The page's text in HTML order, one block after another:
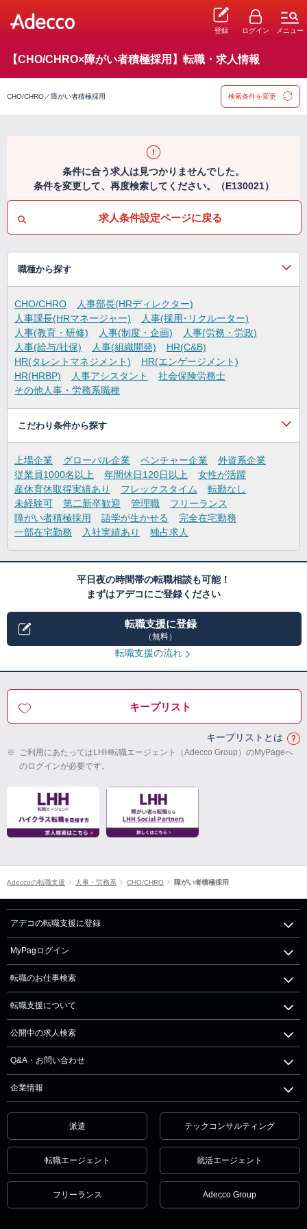
登録 ログイン メニュー
【CHO/CHRO×障がい者積極採用】転職・求人情報
CHO/CHRO／障がい者積極採用 検索条件を変更
条件に合う求人は見つかりませんでした。
条件を変更して、再度検索してください。（E130021）
求人条件設定ページに戻る
職種から探す
CHO/CHRO
人事部長(HRディレクター)
人事課長(HRマネージャー)
人事(採用･リクルーター)
人事(教育・研修)
人事(制度・企画)
人事(労務・労政)
人事(給与/社保)
人事(組織開発)
HR(C&B)
HR(タレントマネジメント)
HR(エンゲージメント)
HR(HRBP)
人事アシスタント
社会保険労務士
その他人事・労務系職種
こだわり条件から探す
上場企業 グローバル企業 ベンチャー企業
外資系企業
従業員1000名以上
年間休日120日以上
女性が活躍
産休育休取得実績あり
フレックスタイム
転勤なし
未経験可
第二新卒歓迎 管理職
フリーランス
障がい者積極採用
語学が生かせる
完全在宅勤務
一部在宅勤務
入社実績あり 独占求人
平日夜の時間帯の転職相談も可能！
まずはアデコにご登録ください
転職支援に登録
（無料）
転職支援の流れ
キープリスト
キープリストとは
※ ご利用にあたってはLHH転職エージェント（Adecco Group）のMyPageへ
のログインが必要です。
Adeccoの転職支援 人事・労務系 CHO/CHRO 障がい者積極採用
アデコの転職支援に登録
MyPagログイン
転職のお仕事検索
転職支援について
公開中の求人検索
Q&A・お問い合わせ
企業情報
派遣 テックコンサルティング
転職エージェント 就活エージェント
フリーランス Adecco Group